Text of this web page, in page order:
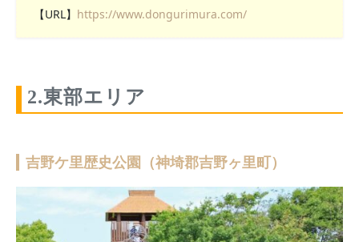
【URL】 https://www.dongurimura.com/
2.東部エリア
吉野ケ里歴史公園（神埼郡吉野ヶ里町）